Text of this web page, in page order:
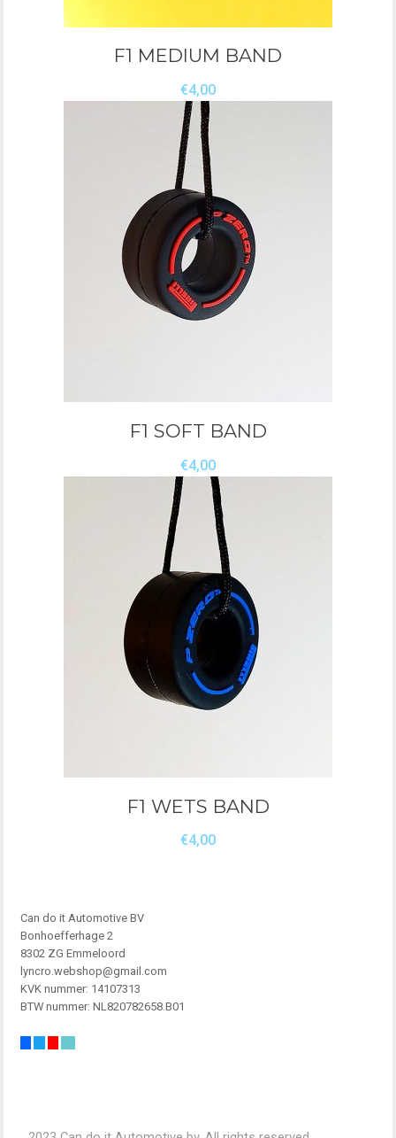
F1 MEDIUM BAND
€4,00
F1 SOFT BAND
€4,00
F1 WETS BAND
€4,00
Can do it Automotive BV
Bonhoefferhage 2
8302 ZG Emmeloord
lyncro.webshop@gmail.com
KVK nummer: 14107313
BTW nummer: NL820782658.B01